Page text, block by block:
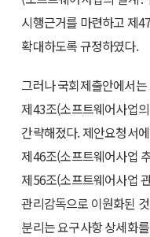
시행근거를 마련하고 제
확대하도록 규정하였다.
그러나 국회제출안에서
제43조(소프트웨어사업
간략해졌다. 제안요청서
제46조(소프트웨어사업
제56조(소프트웨어사업
관리감독으로 이원화된
분리는 요구사항 상세화